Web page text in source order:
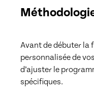
Avant de débuter la
personnalisée de
d’ajuster le
spécifiques.